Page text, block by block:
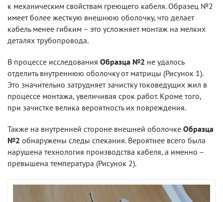
к механическим свойствам греющего кабеля. Образец №2
имеет более жесткую внешнюю оболочку, что делает
кабель менее гибким – это усложняет монтаж на мелких
деталях трубопровода.
В процессе исследования Образца №2 не удалось
отделить внутреннюю оболочку от матрицы (Рисунок 1).
Это значительно затрудняет зачистку токоведущих жил в
процессе монтажа, увеличивая срок работ. Кроме того,
при зачистке велика вероятность их повреждения.
Также на внутренней стороне внешней оболочке Образца
№2 обнаружены следы спекания. Вероятнее всего была
нарушена технология производства кабеля, а именно –
превышена температура (Рисунок 2).